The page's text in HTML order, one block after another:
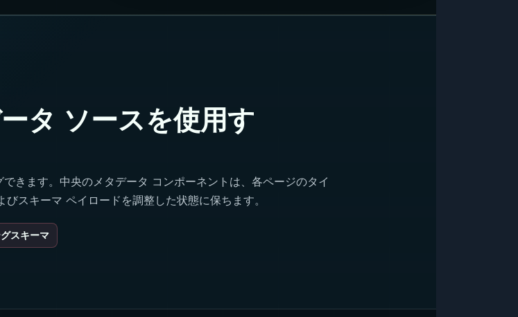
タ ソースを使用す
きます。中央のメタデータ コンポーネントは、各ページのタイ
スキーマ ペイロードを調整した状態に保ちます。
スキーマ